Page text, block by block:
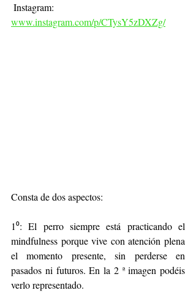
Instagram:
www.instagram.com/p/CTysY5zDXZg/
Consta de dos aspectos:
1⁰: El perro siempre está practicando el
mindfulness porque vive con atención plena
el momento presente, sin perderse en
pasados ni futuros. En la 2 ª imagen podéis
verlo representado.